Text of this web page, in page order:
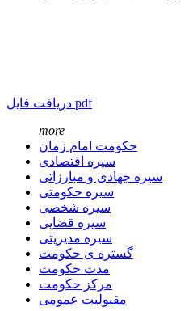
دریافت فایل pdf
more
حکومت امام زمان
سیره اقتصادی
سیره جهادی و مبارزاتی
سیره حکومتی
سیره شخصی
سیره قضایی
سیره مدیریتی
گستره ی حکومت
مدت حکومت
مرکز حکومت
مقبولیت عمومی